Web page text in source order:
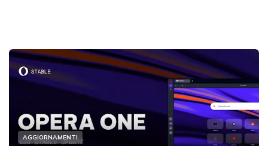
AGGIORNAMENTI